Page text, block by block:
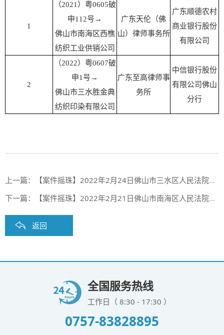
1
（2021）粤0605破
申112号→
佛山市南海区西樵
纺织工业供销公司
广东天伦（佛
山）律师事务所
广东顺德农村
商业银行股份
有限公司
2
（2022）粤0607破
申1号→
佛山市三水胜金典
纺织印染有限公司
广东至高律师事
务所
中信银行股份
有限公司佛山
分行
上一篇：
【案件摇珠】2022年2月24日佛山市三水区人民法院案件摇珠结果
下一篇：
【案件摇珠】2022年2月21日佛山市南海区人民法院案件摇珠结果
返回
全国服务热线
工作日（ 8:30 - 17:30 ）
0757-83828895